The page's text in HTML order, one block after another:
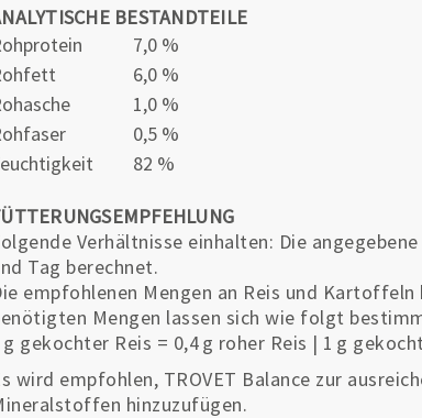
BESTANDTEILE
7,0 %
6,0 %
1,0 %
0,5 %
82 %
Verhältnisse einhalten: Die
Tag berechnet.
empfohlenen Mengen an Reis und
Mengen lassen sich wie folgt
g gekochter Reis = 0,4 g roher Reis | 1 g
wird empfohlen, TROVET Balance zur
hinzuzufügen.